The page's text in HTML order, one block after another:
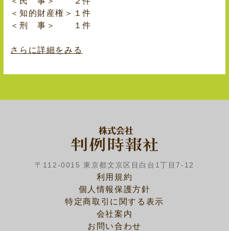
＜知的財産権＞１件
＜刑 事＞ １件
さらに詳細をみる
〒112-0015 東京都文京区目白台1丁目7-12
利用規約
個人情報保護方針
特定商取引に関する表示
会社案内
お問い合わせ